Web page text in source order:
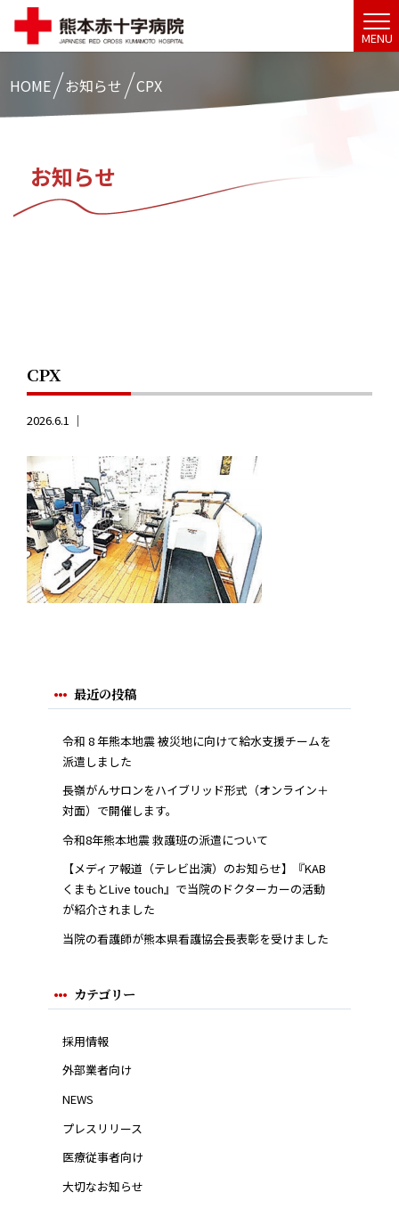
MENU
HOME お知らせ CPX
お知らせ
CPX
2026.6.1 ｜
最近の投稿
令和 8 年熊本地震 被災地に向けて給水支援チームを
派遣しました
長嶺がんサロンをハイブリッド形式（オンライン＋
対面）で開催します。
令和8年熊本地震 救護班の派遣について
【メディア報道（テレビ出演）のお知らせ】『KAB
くまもとLive touch』で当院のドクターカーの活動
が紹介されました
当院の看護師が熊本県看護協会長表彰を受けました
カテゴリー
採用情報
外部業者向け
NEWS
プレスリリース
医療従事者向け
大切なお知らせ